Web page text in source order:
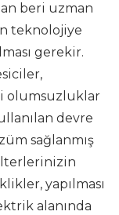
beri uzman
teknolojiye
gerekir.
olumsuzluklar
devre
sağlanmış
yapılması
alanında